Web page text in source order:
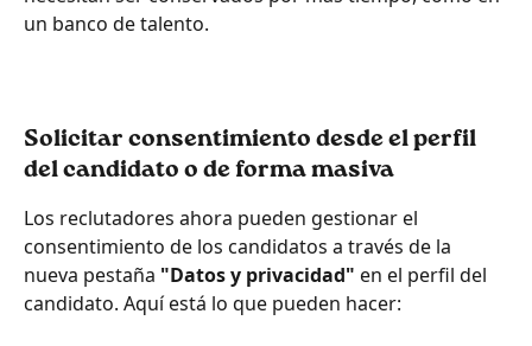
un banco de talento.
Solicitar consentimiento desde el perfil
del candidato o de forma masiva
Los reclutadores ahora pueden gestionar el
consentimiento de los candidatos a través de la
nueva pestaña "Datos y privacidad" en el perfil del
candidato. Aquí está lo que pueden hacer: